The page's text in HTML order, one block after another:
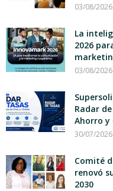
03/08/2026
La
2026
03/08/2026
Radar
Ahorro y
30/07/2026
Comité
renovó
2030